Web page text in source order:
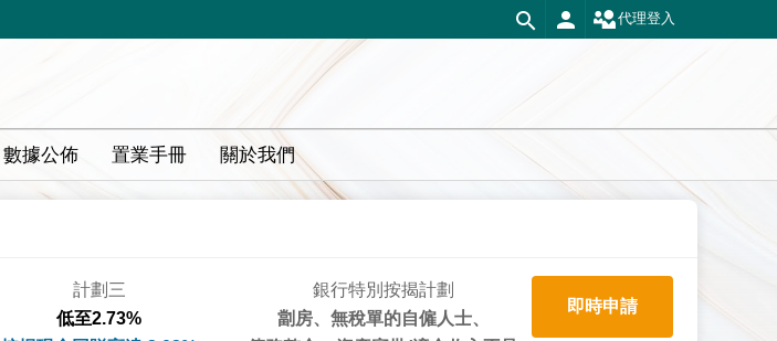
代理登入
數據公佈 置業手冊 關於我們
計劃三
低至2.73%
銀行特別按揭計劃
劏房、無稅單的自僱人士、
即時申請